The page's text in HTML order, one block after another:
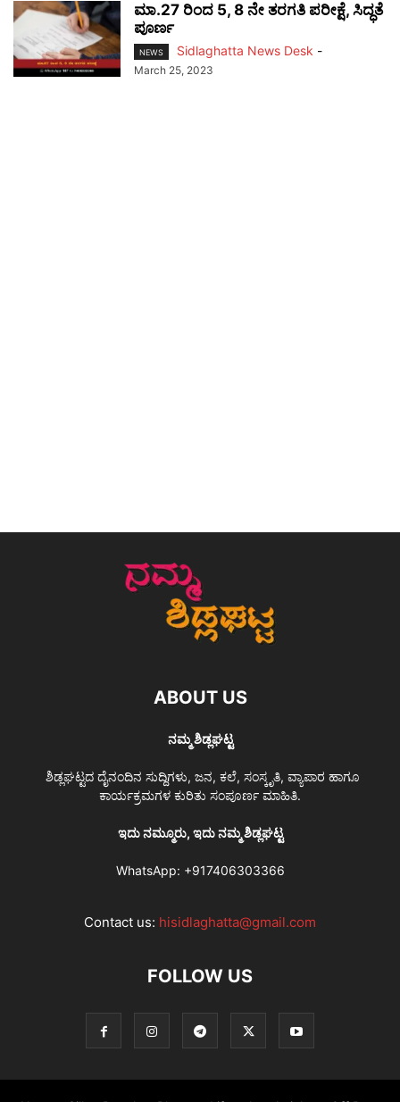
ಮಾ.27 ರಿಂದ 5, 8 ನೇ ತರಗತಿ ಪರೀಕ್ಷೆ, ಸಿದ್ಧತೆ
ಪೂರ್ಣ
NEWS Sidlaghatta News Desk -
March 25, 2023
ABOUT US
ನಮ್ಮ ಶಿಡ್ಲಘಟ್ಟ
ಶಿಡ್ಲಘಟ್ಟದ ದೈನಂದಿನ ಸುದ್ದಿಗಳು, ಜನ, ಕಲೆ, ಸಂಸ್ಕೃತಿ, ವ್ಯಾಪಾರ ಹಾಗೂ
ಕಾರ್ಯಕ್ರಮಗಳ ಕುರಿತು ಸಂಪೂರ್ಣ ಮಾಹಿತಿ.
ಇದು ನಮ್ಮೂರು, ಇದು ನಮ್ಮ ಶಿಡ್ಲಘಟ್ಟ
WhatsApp: +917406303366
Contact us: hisidlaghatta@gmail.com
FOLLOW US